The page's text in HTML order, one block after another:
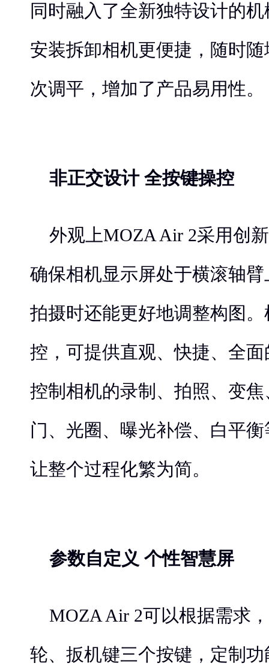
同时融入了全新独特设计的
安装拆卸相机更便捷，随时
次调平，增加了产品易用性。
非正交设计 全按键操控
外观上MOZA Air 2采用创
确保相机显示屏处于横滚轴
拍摄时还能更好地调整构图
控，可提供直观、快捷、全
控制相机的录制、拍照、变
门、光圈、曝光补偿、白平
让整个过程化繁为简。
参数自定义 个性智慧屏
MOZA Air 2可以根据需求
轮、扳机键三个按键，定制